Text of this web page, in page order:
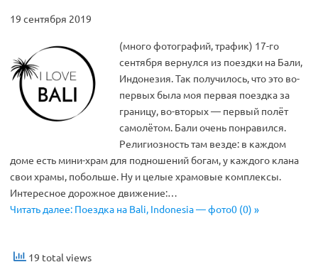
19 сентября 2019
(много фотографий, трафик) 17-го
сентября вернулся из поездки на Бали,
Индонезия. Так получилось, что это во-
первых была моя первая поездка за
границу, во-вторых — первый полёт
самолётом. Бали очень понравился.
Религиозность там везде: в каждом
доме есть мини-храм для подношений богам, у каждого клана
свои храмы, побольше. Ну и целые храмовые комплексы.
Интересное дорожное движение:…
Читать далее: Поездка на Bali, Indonesia — фото0 (0) »
19 total views